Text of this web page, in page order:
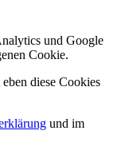
und Google
Cookie.
diese Cookies
und im